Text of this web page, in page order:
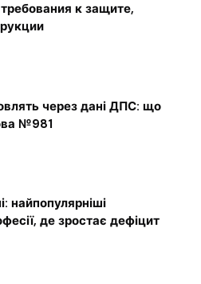
к защите,
через дані ДПС: що
№981
найпопулярніші
де зростає дефіцит